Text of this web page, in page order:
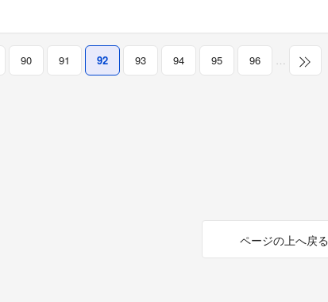
90 91 92 93 94 95 96 …
ページの上へ戻る